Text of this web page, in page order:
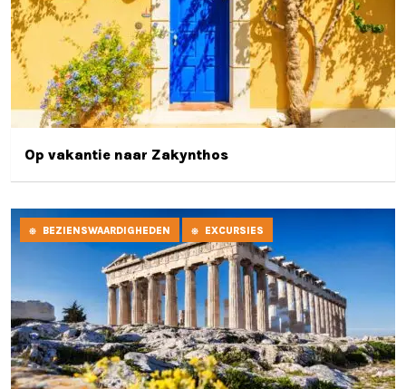
Op vakantie naar Zakynthos
BEZIENSWAARDIGHEDEN EXCURSIES